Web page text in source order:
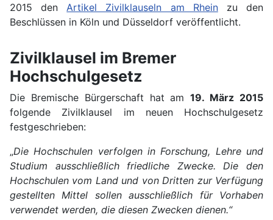
2015 den Artikel Zivilklauseln am Rheinzu den
Beschlüssen in Köln und Düsseldorf veröffentlicht.
Zivilklausel im Bremer
Hochschulgesetz
Die Bremische Bürgerschaft hat am19. März 2015
folgende Zivilklausel im neuen Hochschulgesetz
festgeschrieben:
„Die Hochschulen verfolgen in Forschung, Lehre und
Studium ausschließlich friedliche Zwecke. Die den
Hochschulen vom Land und von Dritten zur Verfügung
gestellten Mittel sollen ausschließlich für Vorhaben
verwendet werden, die diesen Zwecken dienen.“